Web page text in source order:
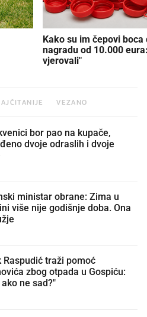
Kako su im čepovi boca
nagradu od 10.000
vjerovali"
VEZANO
bor pao na kupače,
dvoje odraslih i dvoje
ministar obrane: Zima u
više nije godišnje doba. Ona
Raspudić traži pomoć
zbog otpada u Gospiću:
ako ne sad?"